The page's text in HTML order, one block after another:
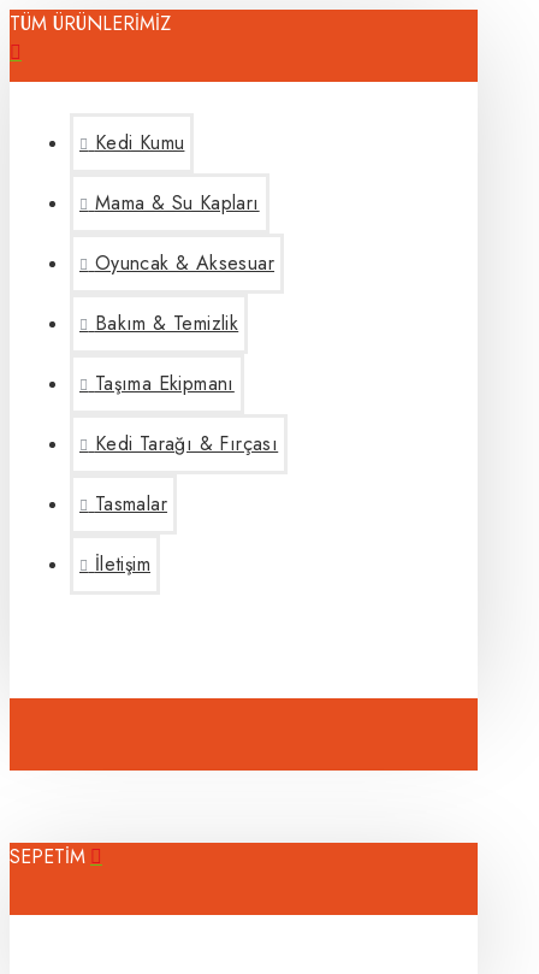
TÜM ÜRÜNLERİMİZ
Kedi Kumu
Mama & Su Kapları
Oyuncak & Aksesuar
Bakım & Temizlik
Taşıma Ekipmanı
Kedi Tarağı & Fırçası
Tasmalar
İletişim
SEPETİM